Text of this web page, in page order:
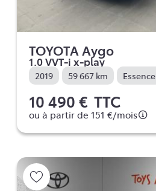
TOYOTA Aygo
1.0 VVT-i x-play
2019 59 667 km Essence
10 490 € TTC
ou à partir de 151 €/mois